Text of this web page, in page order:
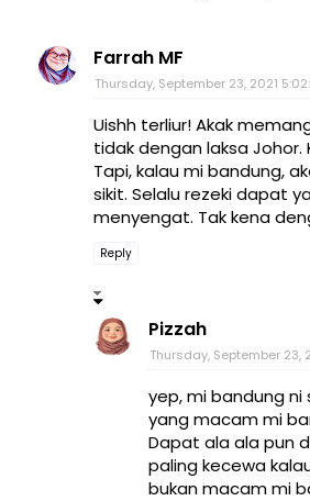
Farrah MF
Thursday, September 23, 2021
Uishh terliur! Akak
tidak dengan laksa Johor.
Tapi, kalau mi bandung,
sikit. Selalu rezeki dapat
menyengat. Tak kena
Reply
Pizzah
Thursday, September 23,
yep, mi bandung
yang macam mi
Dapat ala ala pun
paling kecewa
bukan macam mi